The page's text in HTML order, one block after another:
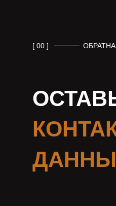
[ 00 ]